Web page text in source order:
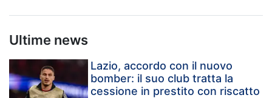
Ultime news
Lazio, accordo con il nuovo
bomber: il suo club tratta la
cessione in prestito con riscatto